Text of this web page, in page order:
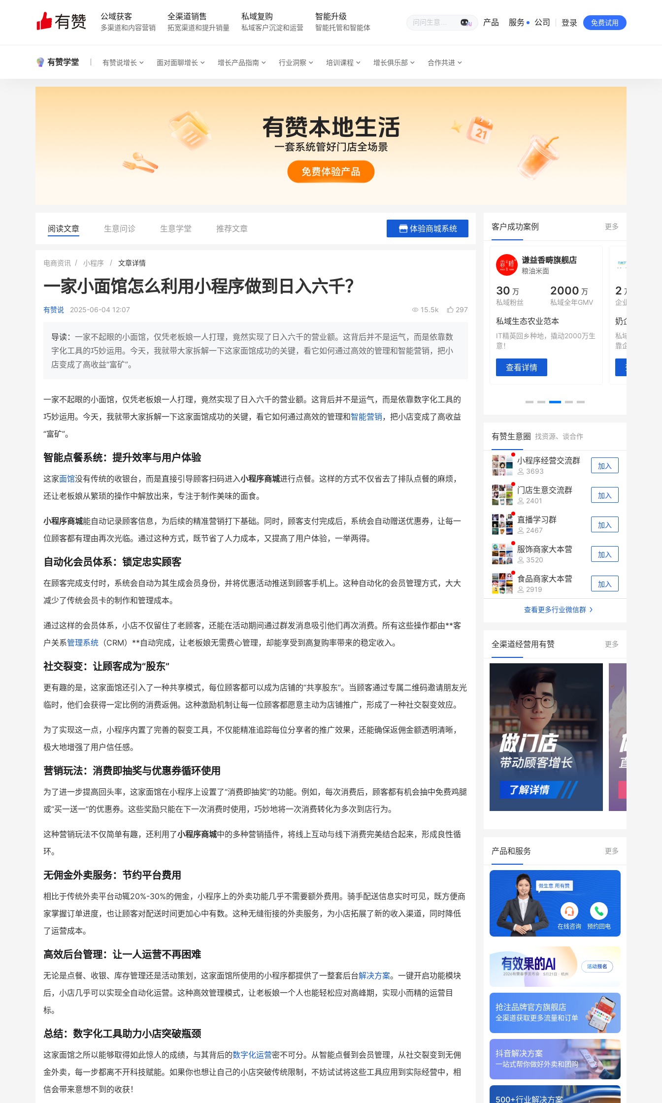
公域获客
多渠道和内容营销
全渠道销售
拓宽渠道和提升销量
私域复购
私域客户沉淀和运营
智能升级
智能托管和智能体
生意专家
产品 服务 公司
有赞公益
站点地图
登录 免费试用
有赞学堂 有赞说增长 面对面聊增长 增长产品指南 行业洞察 培训课程 增长俱乐部 合作共进
阅读文章 生意问诊 生意学堂 推荐文章 体验商城系统
电商资讯 小程序 文章详情
一家小面馆怎么利用小程序做到日入六千？
有赞说 2025-06-04 12:07 15.5k 297
导读： 一家不起眼的小面馆，仅凭老板娘一人打理，竟然实现了日入六千的营业额。这背后并不是运气，而是依靠数
字化工具的巧妙运用。今天，我就带大家拆解一下这家面馆成功的关键，看它如何通过高效的管理和智能营销，把小
店变成了高收益“富矿”。
一家不起眼的小面馆，仅凭老板娘一人打理，竟然实现了日入六千的营业额。这背后并不是运气，而是依靠数字化工具的
巧妙运用。今天，我就带大家拆解一下这家面馆成功的关键，看它如何通过高效的管理和智能营销，把小店变成了高收益
“富矿”。
智能点餐系统：提升效率与用户体验
这家面馆没有传统的收银台，而是直接引导顾客扫码进入小程序商城进行点餐。这样的方式不仅省去了排队点餐的麻烦，
还让老板娘从繁琐的操作中解放出来，专注于制作美味的面食。
小程序商城能自动记录顾客信息，为后续的精准营销打下基础。同时，顾客支付完成后，系统会自动赠送优惠券，让每一
位顾客都有理由再次光临。通过这种方式，既节省了人力成本，又提高了用户体验，一举两得。
自动化会员体系：锁定忠实顾客
在顾客完成支付时，系统会自动为其生成会员身份，并将优惠活动推送到顾客手机上。这种自动化的会员管理方式，大大
减少了传统会员卡的制作和管理成本。
通过这样的会员体系，小店不仅留住了老顾客，还能在活动期间通过群发消息吸引他们再次消费。所有这些操作都由**客
户关系管理系统 （CRM）**自动完成，让老板娘无需费心管理，却能享受到高复购率带来的稳定收入。
社交裂变：让顾客成为“股东”
更有趣的是，这家面馆还引入了一种共享模式，每位顾客都可以成为店铺的“共享股东”。当顾客通过专属二维码邀请朋友光
临时，他们会获得一定比例的消费返佣。这种激励机制让每一位顾客都愿意主动为店铺推广，形成了一种社交裂变效应。
为了实现这一点，小程序内置了完善的裂变工具，不仅能精准追踪每位分享者的推广效果，还能确保返佣金额透明清晰，
极大地增强了用户信任感。
营销玩法：消费即抽奖与优惠券循环使用
为了进一步提高回头率，这家面馆在小程序上设置了“消费即抽奖”的功能。例如，每次消费后，顾客都有机会抽中免费鸡腿
或“买一送一”的优惠券。这些奖励只能在下一次消费时使用，巧妙地将一次消费转化为多次到店行为。
这种营销玩法不仅简单有趣，还利用了小程序商城中的多种营销插件，将线上互动与线下消费完美结合起来，形成良性循
环。
无佣金外卖服务：节约平台费用
相比于传统外卖平台动辄20%-30%的佣金，小程序上的外卖功能几乎不需要额外费用。骑手配送信息实时可见，既方便商
家掌握订单进度，也让顾客对配送时间更加心中有数。这种无缝衔接的外卖服务，为小店拓展了新的收入渠道，同时降低
了运营成本。
高效后台管理：让一人运营不再困难
无论是点餐、收银、库存管理还是活动策划，这家面馆所使用的小程序都提供了一整套后台解决方案。一键开启功能模块
后，小店几乎可以实现全自动化运营。这种高效管理模式，让老板娘一个人也能轻松应对高峰期，实现小而精的运营目
标。
总结：数字化工具助力小店突破瓶颈
这家面馆之所以能够取得如此惊人的成绩，与其背后的数字化运营密不可分。从智能点餐到会员管理，从社交裂变到无佣
金外卖，每一步都离不开科技赋能。如果你也想让自己的小店突破传统限制，不妨试试将这些工具应用到实际经营中，相
信会带来意想不到的收获！
客户成功案例 更多
小鹿蓝蓝会员
80% +
7900 万
三只松鼠旗下的网红婴儿辅食品
牌，22天便拿下类目第一
查看详情
母婴
有货源没流量？母婴馆如何破局
他只用7年做到平台销冠，转战私
域如何破局？
200 万
200
%
这家女装连锁如何借有赞破局新
零售？
IT精英回乡种地，撬动2000万生
意！
白帝牛奶旗舰店
小吃快餐
2 万人
企业微信半年拉新
900
年销售额
奶企靠企业微信销售额翻8倍
私域样本打法！新希望白帝乳业
查看详情
有赞生意圈 找资源、谈合作
小程序经营交流群
3693
加入
门店生意交流群
2401
加入
直播学习群
2467
加入
服饰商家大本营
3520
加入
食品商家大本营
2919
加入
查看更多行业微信群
全渠道经营用有赞 更多
产品和服务 更多
在线咨询 预约回电
抢注品牌官方旗舰店
全渠道获取更多流量和订单
抖音解决方案
一站式帮你做好外卖和团购
500+行业解决方案